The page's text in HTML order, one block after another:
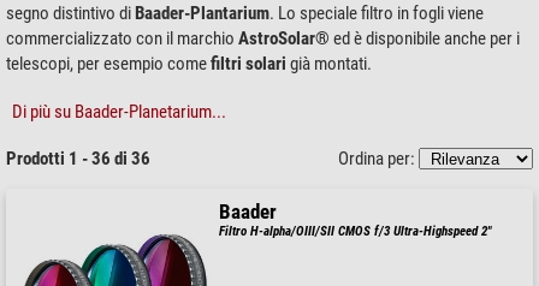
segno distintivo diBaader-Plantarium. Lo speciale filtro in fogli viene
commercializzato con il marchio AstroSolar® ed è disponibile anche per i
telescopi, per esempio comefiltri solari già montati.
Di più su Baader-Planetarium...
Prodotti 1 - 36 di 36 Ordina per:
Baader
Filtro H-alpha/OIII/SII CMOS f/3 Ultra-Highspeed 2"